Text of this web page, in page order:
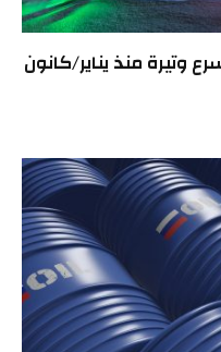
وتيرة منذ يناير/كانون